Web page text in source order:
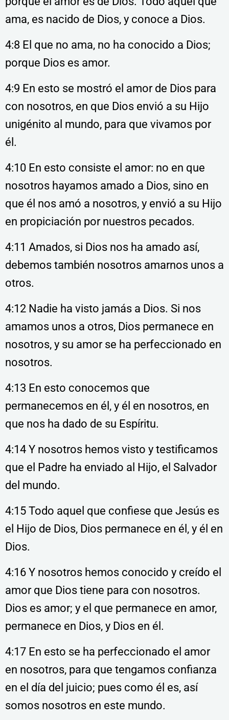
ama, es nacido de Dios, y conoce a Dios.
4:8 El que no ama, no ha conocido a Dios;
porque Dios es amor.
4:9 En esto se mostró el amor de Dios para
con nosotros, en que Dios envió a su Hijo
unigénito al mundo, para que vivamos por
él.
4:10 En esto consiste el amor: no en que
nosotros hayamos amado a Dios, sino en
que él nos amó a nosotros, y envió a su Hijo
en propiciación por nuestros pecados.
4:11 Amados, si Dios nos ha amado así,
debemos también nosotros amarnos unos a
otros.
4:12 Nadie ha visto jamás a Dios. Si nos
amamos unos a otros, Dios permanece en
nosotros, y su amor se ha perfeccionado en
nosotros.
4:13 En esto conocemos que
permanecemos en él, y él en nosotros, en
que nos ha dado de su Espíritu.
4:14 Y nosotros hemos visto y testificamos
que el Padre ha enviado al Hijo, el Salvador
del mundo.
4:15 Todo aquel que confiese que Jesús es
el Hijo de Dios, Dios permanece en él, y él en
Dios.
4:16 Y nosotros hemos conocido y creído el
amor que Dios tiene para con nosotros.
Dios es amor; y el que permanece en amor,
permanece en Dios, y Dios en él.
4:17 En esto se ha perfeccionado el amor
en nosotros, para que tengamos confianza
en el día del juicio; pues como él es, así
somos nosotros en este mundo.